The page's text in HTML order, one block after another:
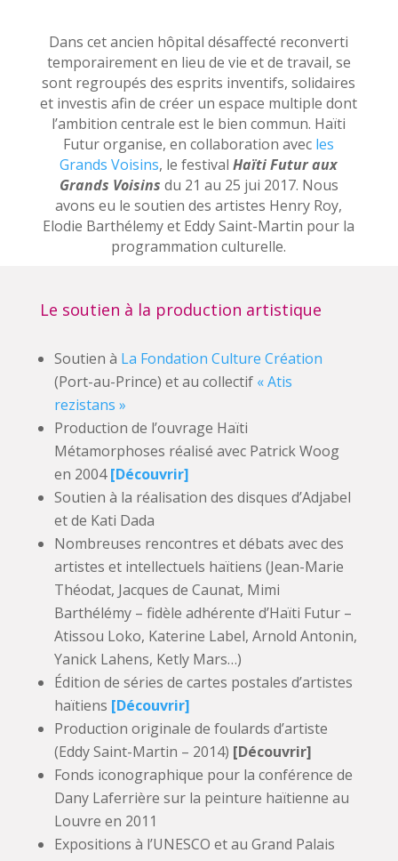
Dans cet ancien hôpital désaffecté reconverti
temporairement en lieu de vie et de travail, se
sont regroupés des esprits inventifs, solidaires
et investis afin de créer un espace multiple dont
l’ambition centrale est le bien commun. Haïti
Futur organise, en collaboration avec les
Grands Voisins, le festivalHaïti Futur aux
Grands Voisins du 21 au 25 jui 2017. Nous
avons eu le soutien des artistes Henry Roy,
Elodie Barthélemy et Eddy Saint-Martin pour la
programmation culturelle.
Le soutien à la production artistique
Soutien à La Fondation Culture Création
(Port-au-Prince) et au collectif « Atis
rezistans »
Production de l’ouvrage Haïti
Métamorphoses réalisé avec Patrick Woog
en 2004[Découvrir]
Soutien à la réalisation des disques d’Adjabel
et de Kati Dada
Nombreuses rencontres et débats avec des
artistes et intellectuels haïtiens (Jean-Marie
Théodat, Jacques de Caunat, Mimi
Barthélémy – fidèle adhérente d’Haïti Futur –
Atissou Loko, Katerine Label, Arnold Antonin,
Yanick Lahens, Ketly Mars…)
Édition de séries de cartes postales d’artistes
haïtiens [Découvrir]
Production originale de foulards d’artiste
(Eddy Saint-Martin – 2014) [Découvrir]
Fonds iconographique pour la conférence de
Dany Laferrière sur la peinture haïtienne au
Louvre en 2011
Expositions à l’UNESCO et au Grand Palais